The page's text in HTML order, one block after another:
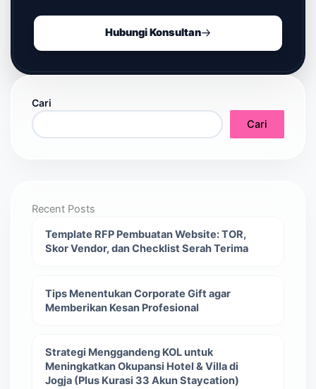
Hubungi Konsultan
Cari
Cari
Recent Posts
Template RFP Pembuatan Website: TOR,
Skor Vendor, dan Checklist Serah Terima
Tips Menentukan Corporate Gift agar
Memberikan Kesan Profesional
Strategi Menggandeng KOL untuk
Meningkatkan Okupansi Hotel & Villa di
Jogja (Plus Kurasi 33 Akun Staycation)